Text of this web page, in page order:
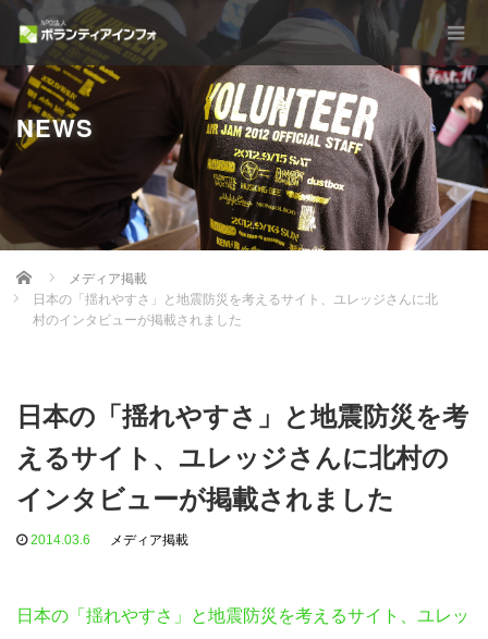
NEWS
Home
メディア掲載
日本の「揺れやすさ」と地震防災を考えるサイト、ユレッジさんに北
村のインタビューが掲載されました
日本の「揺れやすさ」と地震防災を考
えるサイト、ユレッジさんに北村の
インタビューが掲載されました
2014.03.6 メディア掲載
日本の「揺れやすさ」と地震防災を考えるサイト、ユレッ